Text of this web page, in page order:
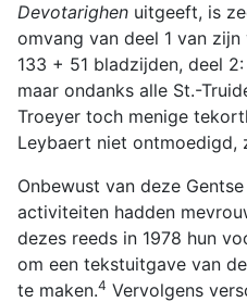
Devotarighen uitgeeft, is
omvang van deel 1 van
133 + 51 bladzijden, deel
maar ondanks alle St.-
Troeyer toch menige
Leybaert niet ontmoedigd,
Onbewust van deze
activiteiten hadden
dezes reeds in 1978 hun
om een tekstuitgave van de
te maken.4 Vervolgens